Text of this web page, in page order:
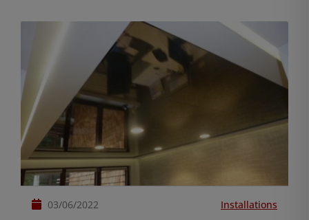
03/06/2022 Installations